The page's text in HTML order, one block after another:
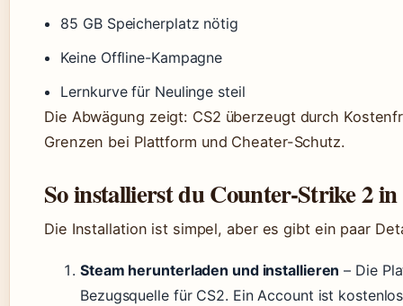
85 GB Speicherplatz nötig
Keine Offline-Kampagne
Lernkurve für Neulinge steil
Die Abwägung zeigt: CS2 überzeugt durch
Grenzen bei Plattform und Cheater-Schutz.
So installierst du Counter-Strike 2
Die Installation ist simpel, aber es gibt ein paar
Steam herunterladen und installieren – Die
Bezugsquelle für CS2. Ein Account ist